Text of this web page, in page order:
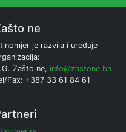
ne
je razvila i uređuje
Zašto ne, info@zastone.ba
Fax: +387 33 61 84 61